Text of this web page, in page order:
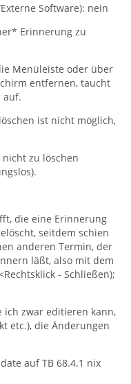
Software): nein
Erinnerung zu
Menüleiste oder über
entfernen, taucht
auf.
ist nicht möglich,
zu löschen
die eine Erinnerung
seitdem schien
anderen Termin, der
läßt, also mit dem
- Schließen);
ich zwar editieren kann,
etc.), die Änderungen
auf TB 68.4.1 nix